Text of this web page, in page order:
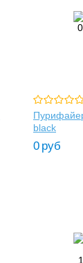
black
0 руб